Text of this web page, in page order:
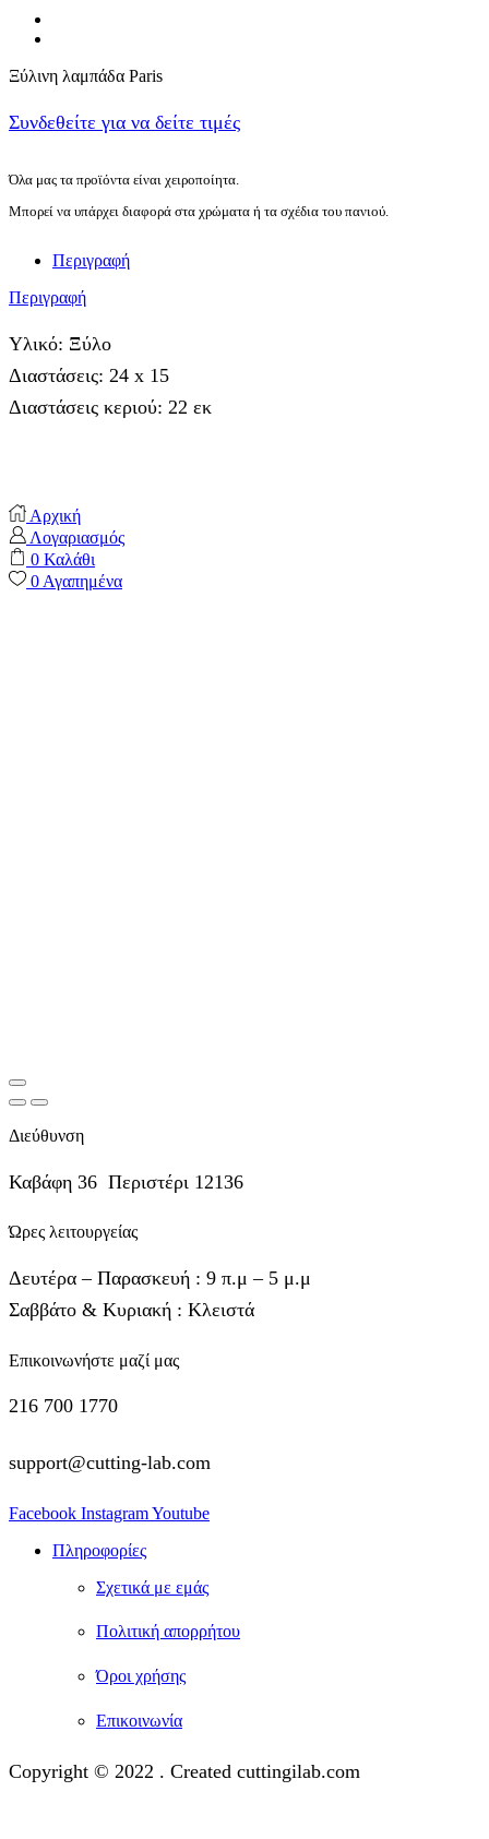
Ξύλινη λαμπάδα Paris
Συνδεθείτε για να δείτε τιμές
Όλα μας τα προϊόντα είναι χειροποίητα.
Μπορεί να υπάρχει διαφορά στα χρώματα ή τα σχέδια του πανιού.
Περιγραφή
Περιγραφή
Υλικό: Ξύλο
Διαστάσεις: 24 x 15
Διαστάσεις κεριού: 22 εκ
Αρχική
Λογαριασμός
0 Καλάθι
0 Αγαπημένα
Διεύθυνση
Καβάφη 36 Περιστέρι 12136
Ώρες λειτουργείας
Δευτέρα – Παρασκευή : 9 π.μ – 5 μ.μ
Σαββάτο & Κυριακή : Κλειστά
Επικοινωνήστε μαζί μας
216 700 1770
support@cutting-lab.com
Facebook InstagramYoutube
Πληροφορίες
Σχετικά με εμάς
Πολιτική απορρήτου
Όροι χρήσης
Επικοινωνία
Copyright © 2022 . Created cuttingilab.com